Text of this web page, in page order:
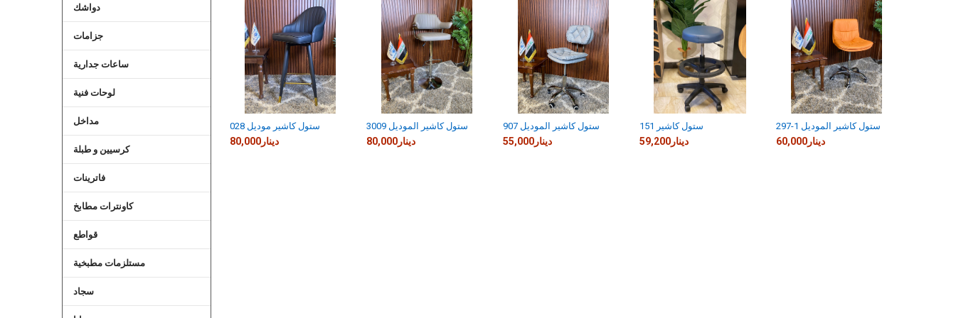
دواشك
جزامات
ساعات جدارية
لوحات فنية
مداخل
كرسيين و طبلة
فاترينات
كاونترات مطابخ
قواطع
مستلزمات مطبخية
سجاد
Related
Products
ستول كاشير موديل 028
80,000دينار
ستول كاشير الموديل 3009
80,000دينار
ستول كاشير الموديل 907
55,000دينار
ستول كاشير 151
59,200دينار
ستول كاشير الموديل 1-297
60,000دينار